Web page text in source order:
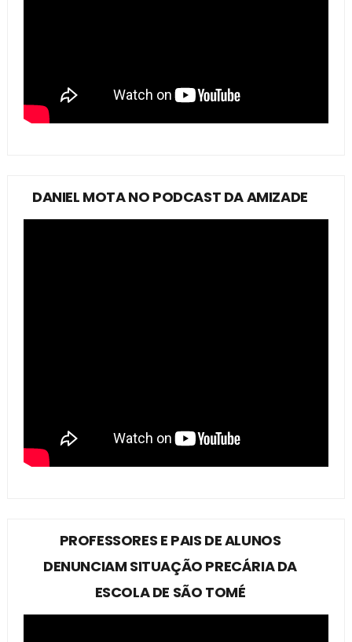
DANIEL MOTA NO PODCAST DA AMIZADE
PROFESSORES E PAIS DE ALUNOS
DENUNCIAM SITUAÇÃO PRECÁRIA DA
ESCOLA DE SÃO TOMÉ